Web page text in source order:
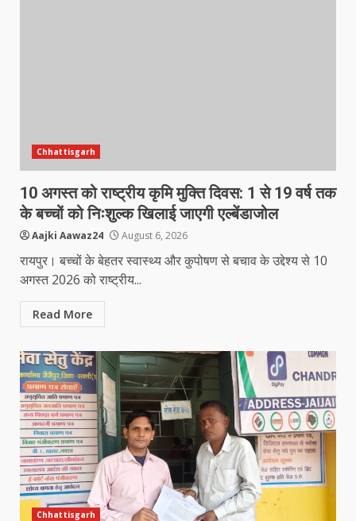
Chhattisgarh
10 अगस्त को राष्ट्रीय कृमि मुक्ति दिवस: 1 से 19 वर्ष तक
के बच्चों को निःशुल्क खिलाई जाएगी एल्बेंडाजोल
Aajki Aawaz24 August 6, 2026
रायपुर। बच्चों के बेहतर स्वास्थ्य और कुपोषण से बचाव के उद्देश्य से 10
अगस्त 2026 को राष्ट्रीय...
Read More
Chhattisgarh